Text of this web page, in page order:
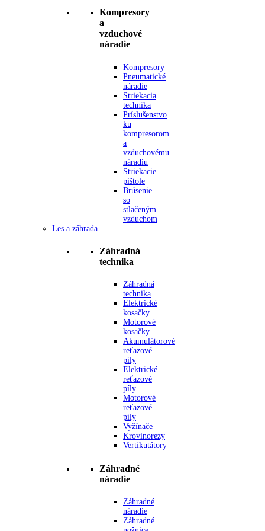
Kompresory
a
vzduchové
náradie
Kompresory
Pneumatické
náradie
Striekacia
technika
Príslušenstvo
ku
kompresorom
a
vzduchovému
náradiu
Striekacie
pištole
Brúsenie
so
stlačeným
vzduchom
Les a záhrada
Záhradná
technika
Záhradná
technika
Elektrické
kosačky
Motorové
kosačky
Akumulátorové
reťazové
píly
Elektrické
reťazové
píly
Motorové
reťazové
píly
Vyžínače
Krovinorezy
Vertikutátory
Záhradné
náradie
Záhradné
náradie
Záhradné